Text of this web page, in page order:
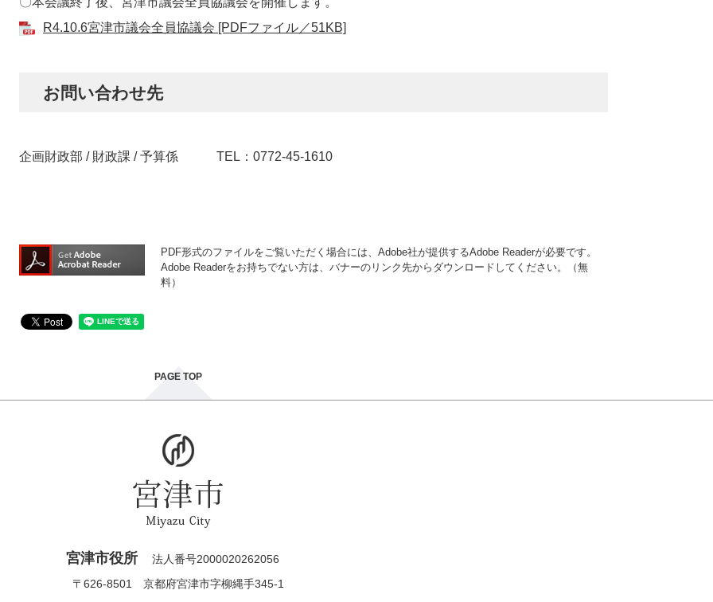
R4.10.6宮津市議会全員協議会 [PDFファイル／51KB]
お問い合わせ先
企画財政部 / 財政課 / 予算係 TEL：0772-45-1610
PDF形式のファイルをご覧いただく場合には、Adobe社が提供するAdobe Readerが必要です。
Adobe Readerをお持ちでない方は、バナーのリンク先からダウンロードしてください。（無
料）
PAGE TOP
宮津市役所
法人番号2000020262056
〒626-8501 京都府宮津市字柳縄手345-1